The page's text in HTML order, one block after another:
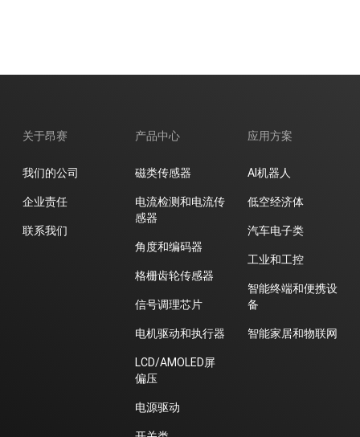
关于昂赛
我们的公司
企业责任
联系我们
产品中心
磁类传感器
电流检测和电流传
感器
角度和编码器
格栅齿轮传感器
信号调理芯片
电机驱动和执行器
LCD/AMOLED屏
偏压
电源驱动
应用方案
AI机器人
低空经济体
汽车电子类
工业和工控
智能终端和便携设
备
智能家居和物联网